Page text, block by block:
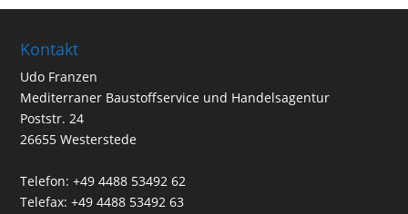
Kontakt
Udo Franzen
Mediterraner Baustoffservice und Handelsagentur
Poststr. 24
26655 Westerstede
Telefon: +49 4488 53492 62
Telefax: +49 4488 53492 63